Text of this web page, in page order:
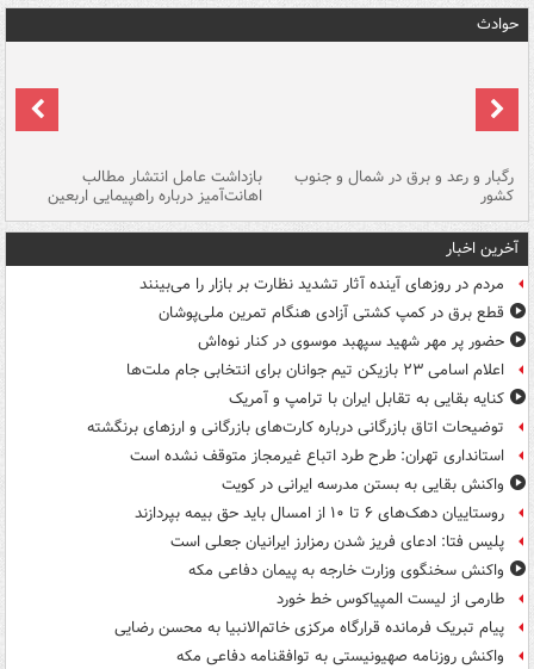
حوادث
رگبار و رعد و برق در شمال و جنوب
کشور
بازداشت عامل انتشار مطالب
اهانت‌آمیز درباره راهپیمایی اربعین
آخرین اخبار
مردم در روزهای آینده آثار تشدید نظارت بر بازار را می‌بینند
قطع برق در کمپ کشتی آزادی هنگام تمرین ملی‌پوشان
حضور پر مهر شهید سپهبد موسوی در کنار نوه‌اش
اعلام اسامی ۲۳ بازیکن تیم جوانان برای انتخابی جام ملت‌ها
کنایه بقایی به تقابل ایران با ترامپ و آمریک
توضیحات اتاق بازرگانی درباره کارت‌های بازرگانی و ارزهای برنگشته
استانداری تهران: طرح طرد اتباع غیرمجاز متوقف نشده است
واکنش بقایی به بستن مدرسه ایرانی در کویت
روستاییان دهک‌های ۶ تا ۱۰ از امسال باید حق بیمه بپردازند
پلیس فتا: ادعای فریز شدن رمزارز ایرانیان جعلی است
واکنش سخنگوی وزارت خارجه به پیمان دفاعی مکه
طارمی از لیست المپیاکوس خط خورد
پیام تبریک فرمانده قرارگاه مرکزی خاتم‌الانبیا به محسن رضایی
واکنش روزنامه صهیونیستی به توافقنامه دفاعی مکه